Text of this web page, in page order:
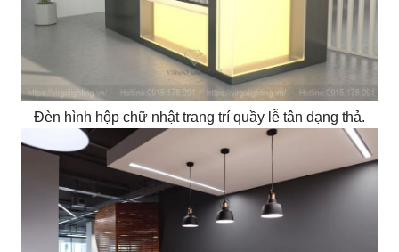
Đèn hình hộp chữ nhật trang trí quầy lễ tân dạng thả.